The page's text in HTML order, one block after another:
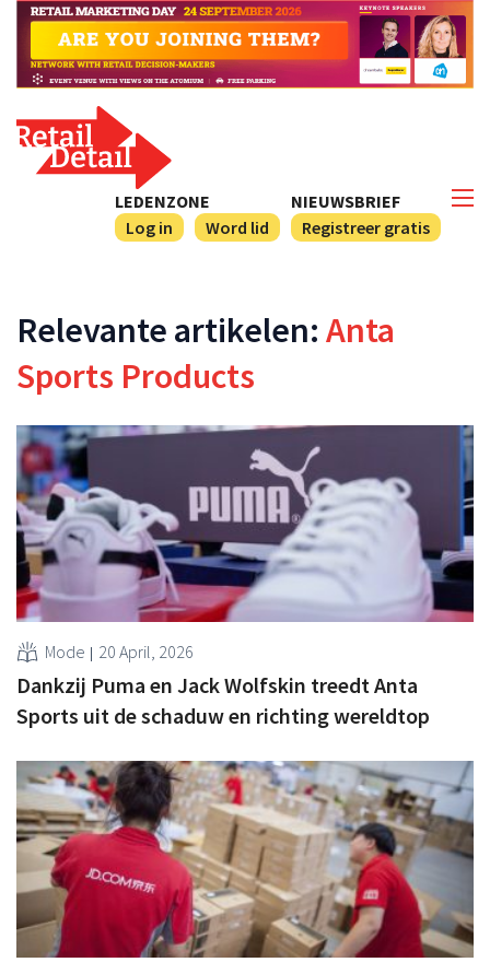
NIEUWSBRIEF
Registreer gratis
LEDENZONE
Log in
Word lid
Relevante artikelen: Anta
Sports Products
Mode 20 April, 2026
Dankzij Puma en Jack Wolfskin treedt Anta
Sports uit de schaduw en richting wereldtop